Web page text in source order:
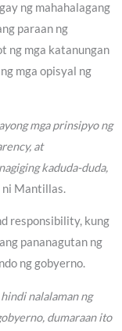
ng mahahalagang
paraan ng
ng mga katanungan
mga opisyal ng
mga prinsipyo ng
at
kaduda-duda,
ni Mantillas.
responsibility, kung
pananagutan ng
ng gobyerno.
nalalaman ng
dumaraan ito